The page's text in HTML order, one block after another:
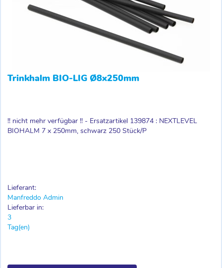
Trinkhalm BIO-LIG Ø8x250mm
!! nicht mehr verfügbar !! - Ersatzartikel 139874 : NEXTLEVEL
BIOHALM 7 x 250mm, schwarz 250 Stück/P
Lieferant:
Manfreddo Admin
Lieferbar in:
3
Tag(en)